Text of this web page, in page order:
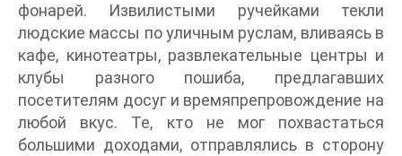
фонарей. Извилистыми ручейками текли
людские массы по уличным руслам, вливаясь в
кафе, кинотеатры, развлекательные центры и
клубы разного пошиба, предлагавших
посетителям досуг и времяпрепровождение на
любой вкус. Те, кто не мог похвастаться
большими доходами, отправлялись в сторону